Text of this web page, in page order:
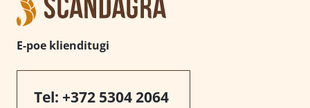
E-poe klienditugi
Tel: +372 5304 2064